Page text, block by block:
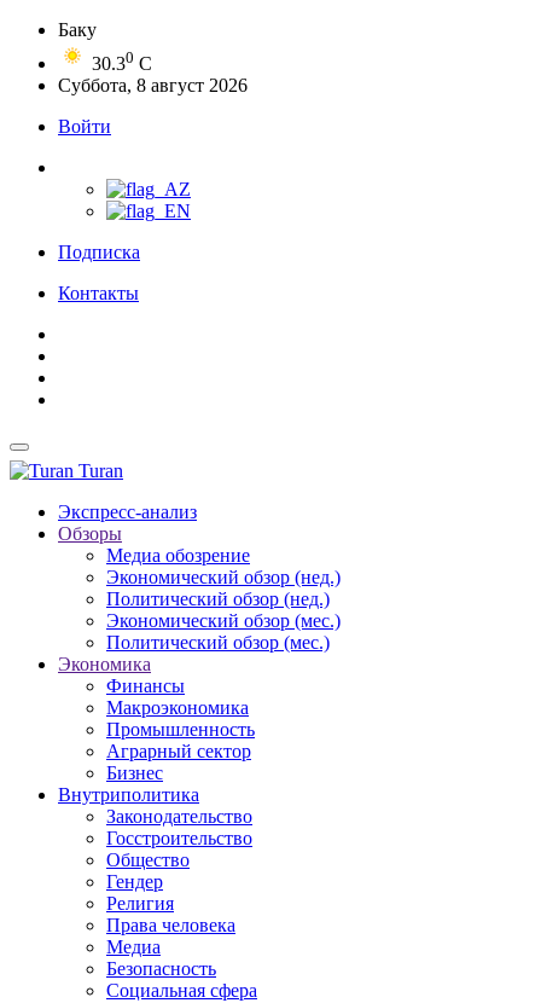
Баку
30.30 C
Суббота, 8 август 2026
Войти
Подписка
Контакты
Turan
Экспресс-анализ
Обзоры
Медиа обозрение
Экономический обзор (нед.)
Политический обзор (нед.)
Экономический обзор (мес.)
Политический обзор (мес.)
Экономика
Финансы
Макроэкономика
Промышленность
Аграрный сектор
Бизнес
Внутриполитика
Законодательство
Госстроительство
Общество
Гендер
Религия
Права человека
Медиа
Безопасность
Социальная сфера